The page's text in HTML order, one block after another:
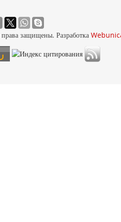
защищены. Разработка